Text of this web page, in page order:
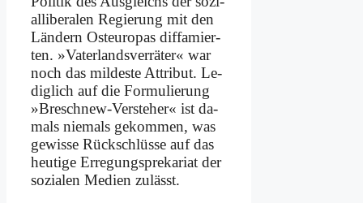
al­li­be­ra­len Re­gie­rung mit den
Län­dern Ost­eu­ro­pas dif­fa­mier­
ten. »Vaterlands­verräter« war
noch das mil­de­ste At­tri­but. Le­
dig­lich auf die For­mu­lie­rung
»Bre­sch­new-Ver­ste­her« ist da­
mals nie­mals ge­kom­men, was
ge­wis­se Rück­schlüs­se auf das
heu­ti­ge Er­re­gungs­pre­ka­ri­at der
so­zia­len Me­di­en zu­lässt.